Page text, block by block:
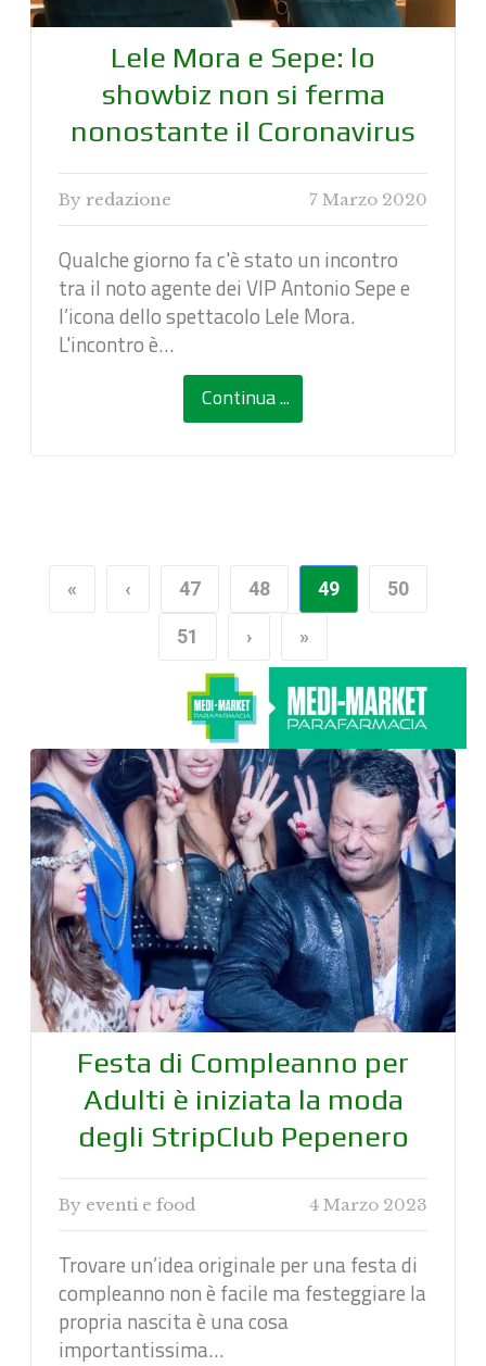
Lele Mora e Sepe: lo
showbiz non si ferma
nonostante il Coronavirus
By redazione 7 Marzo 2020
Qualche giorno fa c'è stato un incontro
tra il noto agente dei VIP Antonio Sepe e
l’icona dello spettacolo Lele Mora.
L'incontro è…
Continua ...
« ‹ 47 48 49 50
51 › »
Festa di Compleanno per
Adulti è iniziata la moda
degli StripClub Pepenero
By eventi e food 4 Marzo 2023
Trovare un’idea originale per una festa di
compleanno non è facile ma festeggiare la
propria nascita è una cosa
importantissima…